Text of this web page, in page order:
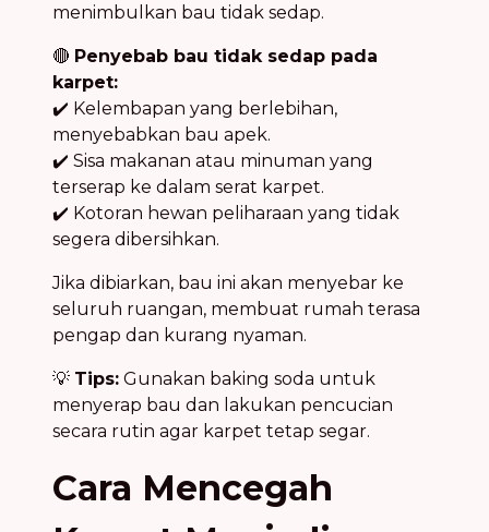
menimbulkan bau tidak sedap.
🔴 Penyebab bau tidak sedap pada
karpet:
✔️ Kelembapan yang berlebihan,
menyebabkan bau apek.
✔️ Sisa makanan atau minuman yang
terserap ke dalam serat karpet.
✔️ Kotoran hewan peliharaan yang tidak
segera dibersihkan.
Jika dibiarkan, bau ini akan menyebar ke
seluruh ruangan, membuat rumah terasa
pengap dan kurang nyaman.
💡 Tips: Gunakan baking soda untuk
menyerap bau dan lakukan pencucian
secara rutin agar karpet tetap segar.
Cara Mencegah